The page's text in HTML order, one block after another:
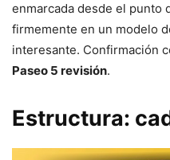
enmarcada desde el punto
firmemente en un modelo
interesante. Confirmación
Paseo 5 revisión.
Estructura: